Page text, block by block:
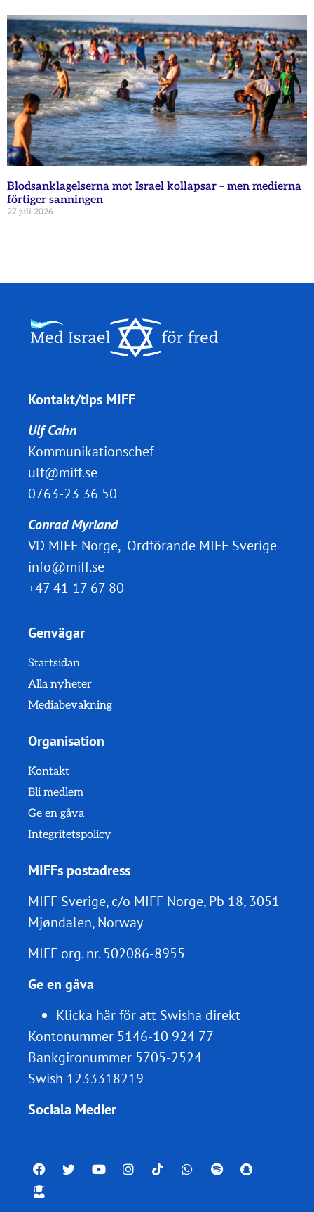
Blodsanklagelserna mot Israel kollapsar – men medierna
förtiger sanningen
27 juli 2026
Kontakt/tips MIFF
Ulf Cahn
Kommunikationschef
ulf@miff.se
0763-23 36 50
Conrad Myrland
VD MIFF Norge, Ordförande MIFF Sverige
info@miff.se
+47 41 17 67 80
Genvägar
Startsidan
Alla nyheter
Mediabevakning
Organisation
Kontakt
Bli medlem
Ge en gåva
Integritetspolicy
MIFFs postadress
MIFF Sverige, c/o MIFF Norge, Pb 18, 3051
Mjøndalen, Norway
MIFF org. nr.502086-8955
Ge en gåva
Klicka här för att Swisha direkt
Kontonummer 5146-10 924 77
Bankgironummer 5705-2524
Swish 1233318219
Sociala Medier